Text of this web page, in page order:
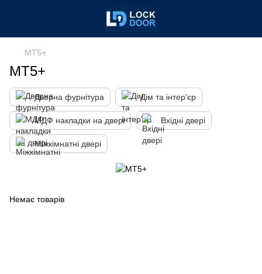
MT5+
MT5+
Дверна фурнітура Дім та інтер'єр
МДФ накладки на двері Вхідні двері
Міжкімнатні двері
Немає товарів